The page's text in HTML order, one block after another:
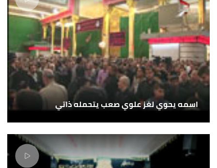
اسمه يحوي لغز علوي صعب يتحمله ذاتي